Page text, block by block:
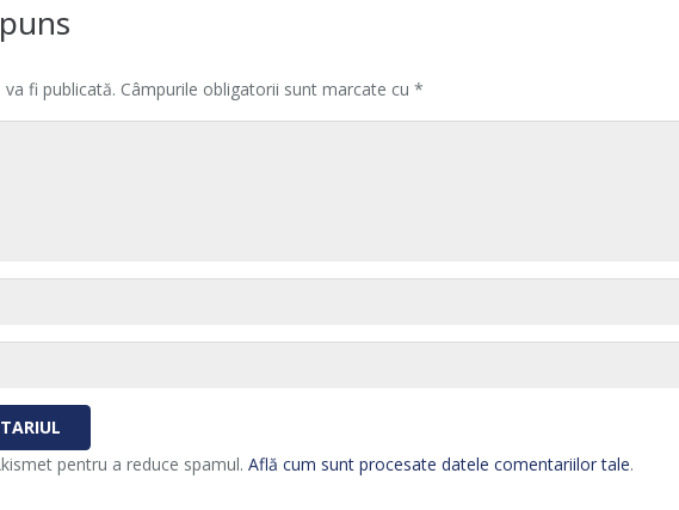
fi publicată. Câmpurile obligatorii sunt marcate cu *
pentru a reduce spamul. Află cum sunt procesate datele comentariilor tale.